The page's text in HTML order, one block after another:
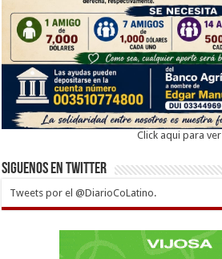
Click aqui para ver
Siguenos en twitter
Tweets por el @DiarioCoLatino.